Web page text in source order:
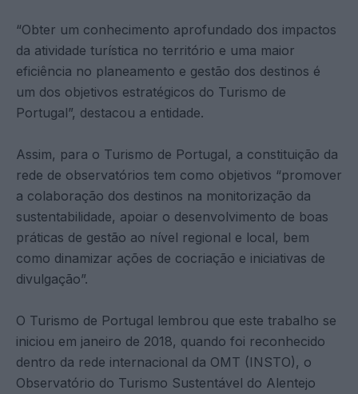
“Obter um conhecimento aprofundado dos impactos
da atividade turística no território e uma maior
eficiência no planeamento e gestão dos destinos é
um dos objetivos estratégicos do Turismo de
Portugal”, destacou a entidade.
Assim, para o Turismo de Portugal, a constituição da
rede de observatórios tem como objetivos “promover
a colaboração dos destinos na monitorização da
sustentabilidade, apoiar o desenvolvimento de boas
práticas de gestão ao nível regional e local, bem
como dinamizar ações de cocriação e iniciativas de
divulgação”.
O Turismo de Portugal lembrou que este trabalho se
iniciou em janeiro de 2018, quando foi reconhecido
dentro da rede internacional da OMT (INSTO), o
Observatório do Turismo Sustentável do Alentejo